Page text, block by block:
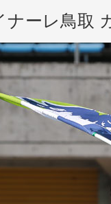
ーレ鳥取
ナーレ鳥取